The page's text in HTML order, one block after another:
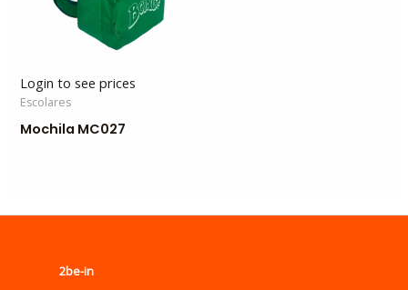
Login to see prices
Escolares
Mochila MC027
2be-in